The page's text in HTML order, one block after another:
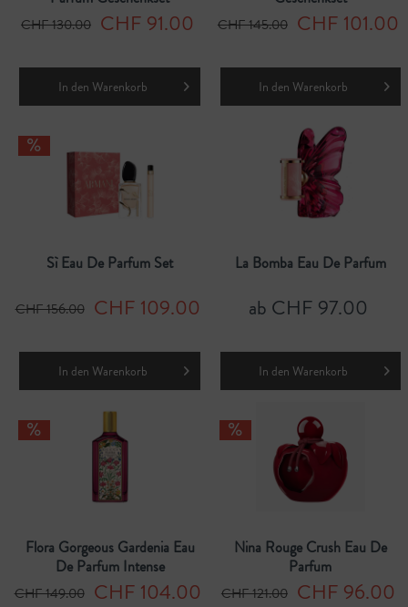
CHF 130.00 CHF 91.00
In den Warenkorb
CHF 145.00 CHF 101.00
In den Warenkorb
Sì Eau De Parfum Set
CHF 156.00 CHF 109.00
In den Warenkorb
La Bomba Eau De Parfum
ab CHF 97.00
In den Warenkorb
Flora Gorgeous Gardenia Eau
De Parfum Intense
CHF 149.00 CHF 104.00
Nina Rouge Crush Eau De
Parfum
CHF 121.00 CHF 96.00